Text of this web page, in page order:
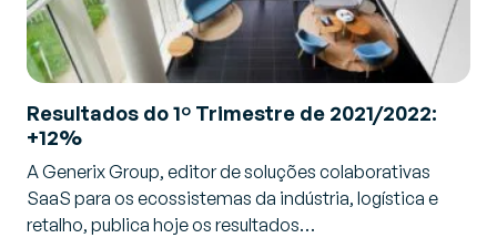
Resultados do 1º Trimestre de 2021/2022:
+12%
A Generix Group, editor de soluções colaborativas
SaaS para os ecossistemas da indústria, logística e
retalho, publica hoje os resultados…